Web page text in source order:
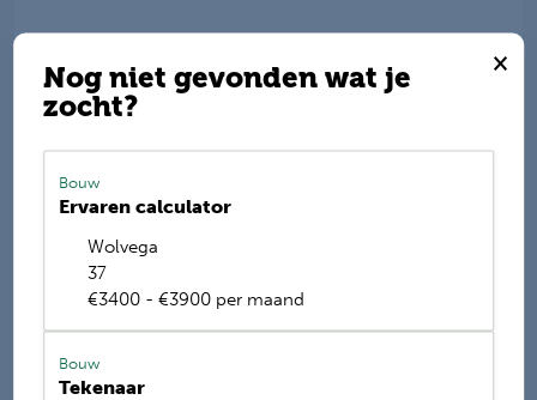
×
Nog niet gevonden wat je
zocht?
Bouw
Ervaren calculator
Wolvega
37
€3400 - €3900 per maand
Bouw
Tekenaar
Deel deze vacature
Name